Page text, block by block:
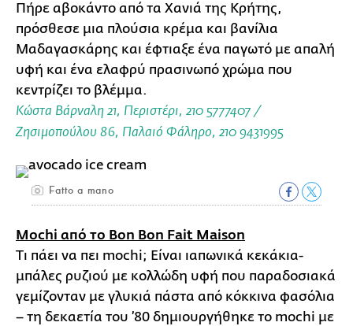
Πήρε αβοκάντο από τα Χανιά της Κρήτης,
πρόσθεσε μια πλούσια κρέμα και βανίλια
Μαδαγασκάρης και έφτιαξε ένα παγωτό με απαλή
υφή και ένα ελαφρύ πρασινωπό χρώμα που
κεντρίζει το βλέμμα.
Κώστα Βάρναλη 21, Περιστέρι, 210 5777407 /
Ζησιμοπούλου 86, Παλαιό Φάληρο, 210 9431995
Fatto a mano
Mochi από το Bon Bon Fait Maison
Τι πάει να πει mochi; Eίναι ιαπωνικά κεκάκια-
μπάλες ρυζιού με κολλώδη υφή που παραδοσιακά
γεμίζονταν με γλυκιά πάστα από κόκκινα φασόλια
– τη δεκαετία του ’80 δημιουργήθηκε το mochi με